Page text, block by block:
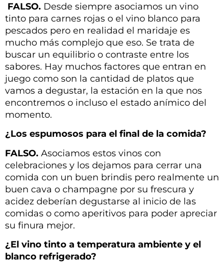
FALSO. Desde siempre asociamos un vino
tinto para carnes rojas o el vino blanco para
pescados pero en realidad el maridaje es
mucho más complejo que eso. Se trata de
buscar un equilibrio o contraste entre los
sabores. Hay muchos factores que entran en
juego como son la cantidad de platos que
vamos a degustar, la estación en la que nos
encontremos o incluso el estado anímico del
momento.
¿Los espumosos para el final de la comida?
FALSO. Asociamos estos vinos con
celebraciones y los dejamos para cerrar una
comida con un buen brindis pero realmente un
buen cava o champagne por su frescura y
acidez deberían degustarse al inicio de las
comidas o como aperitivos para poder apreciar
su finura mejor.
¿El vino tinto a temperatura ambiente y el
blanco refrigerado?